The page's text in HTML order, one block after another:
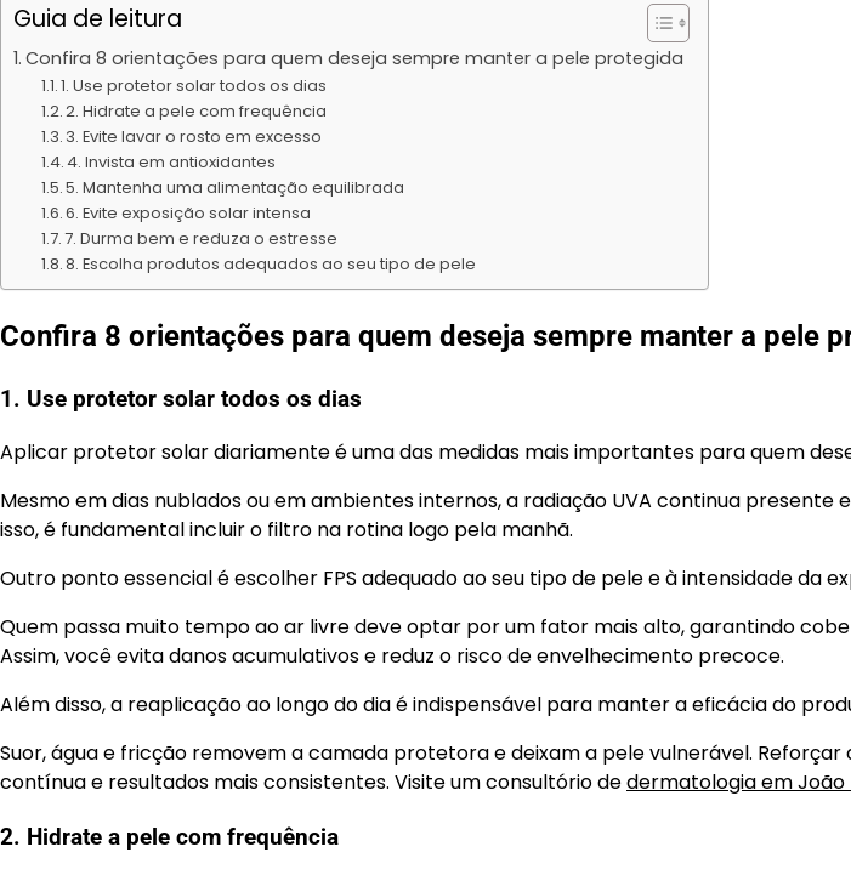
Guia de leitura
Confira 8 orientações para quem deseja sempre manter a pele protegida
1. Use protetor solar todos os dias
2. Hidrate a pele com frequência
3. Evite lavar o rosto em excesso
4. Invista em antioxidantes
5. Mantenha uma alimentação equilibrada
6. Evite exposição solar intensa
7. Durma bem e reduza o estresse
8. Escolha produtos adequados ao seu tipo de pele
Confira 8 orientações para quem deseja sempre manter a pele
1. Use protetor solar todos os dias
Aplicar protetor solar diariamente é uma das medidas mais importantes para quem
Mesmo em dias nublados ou em ambientes internos, a radiação UVA continua presente
isso, é fundamental incluir o filtro na rotina logo pela manhã.
Outro ponto essencial é escolher FPS adequado ao seu tipo de pele e à intensidade da
Quem passa muito tempo ao ar livre deve optar por um fator mais alto, garantindo
Assim, você evita danos acumulativos e reduz o risco de envelhecimento precoce.
Além disso, a reaplicação ao longo do dia é indispensável para manter a eficácia do
Suor, água e fricção removem a camada protetora e deixam a pele vulnerável.
contínua e resultados mais consistentes. Visite um consultório dedermatologia em João
2. Hidrate a pele com frequência